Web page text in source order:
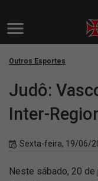
Outros Esportes
Judô:
Inter-
Sexta-feira, 19/06/
Neste sábado, 20 de